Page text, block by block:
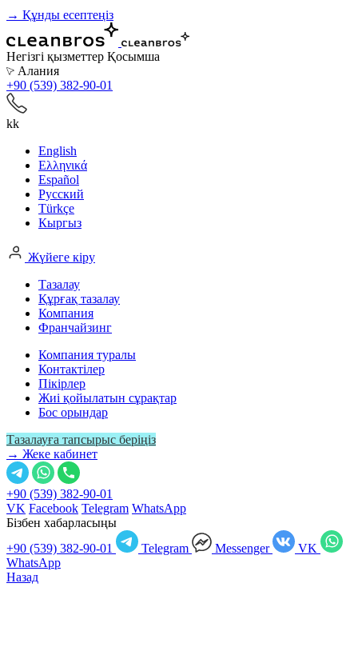
→ Құнды есептеңіз
Негізгі қызметтер Қосымша
Алания
+90 (539) 382-90-01
kk
English
Ελληνικά
Español
Русский
Türkçe
Кыргыз
Жүйеге кіру
Тазалау
Құрғақ тазалау
Компания
Франчайзинг
Компания туралы
Контактілер
Пікірлер
Жиі қойылатын сұрақтар
Бос орындар
Тазалауға тапсырыс беріңіз
→ Жеке кабинет
+90 (539) 382-90-01
VK Facebook Telegram WhatsApp
Бізбен хабарласыңы
+90 (539) 382-90-01
Telegram Messenger
VK
WhatsApp
Назад